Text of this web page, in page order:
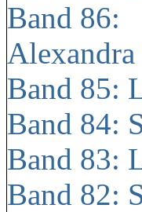
Band 86:
Alexandra
Band 85:
Band 84:
Band 83:
Band 82: